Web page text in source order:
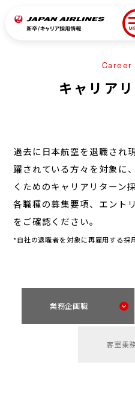
新卒ENTRY/LOGIN
Work&People
職種紹介
Work&People
社員
Workstyle
人財育成・福利厚生
FAQ
採用FAQ
Internship
キャリア
過去に日本航空を退職され
躍されている方々を対象に
くためのキャリアリターン
各職種の募集要項、エント
をご確認ください。
*自社の退職者を対象に再雇用する採
業務企画職
客室乗